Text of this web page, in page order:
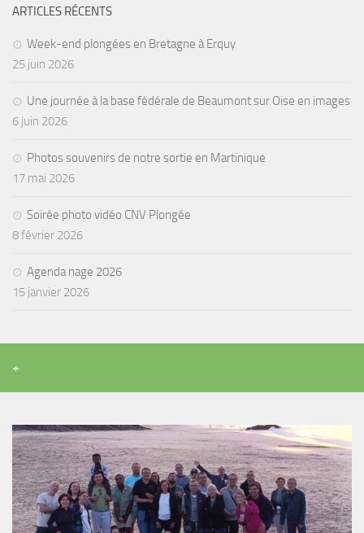
ARTICLES RÉCENTS
Week-end plongées en Bretagne à Erquy
25 juin 2026
Une journée à la base fédérale de Beaumont sur Oise en images
6 juin 2026
Photos souvenirs de notre sortie en Martinique
17 mai 2026
Soirée photo vidéo CNV Plongée
8 février 2026
Agenda nage 2026
15 janvier 2026
+